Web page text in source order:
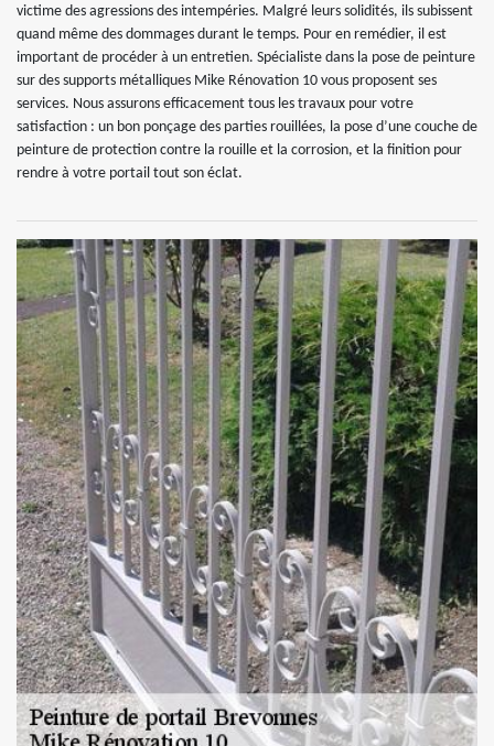
victime des agressions des intempéries. Malgré leurs solidités, ils subissent
quand même des dommages durant le temps. Pour en remédier, il est
important de procéder à un entretien. Spécialiste dans la pose de peinture
sur des supports métalliques Mike Rénovation 10 vous proposent ses
services. Nous assurons efficacement tous les travaux pour votre
satisfaction : un bon ponçage des parties rouillées, la pose d’une couche de
peinture de protection contre la rouille et la corrosion, et la finition pour
rendre à votre portail tout son éclat.